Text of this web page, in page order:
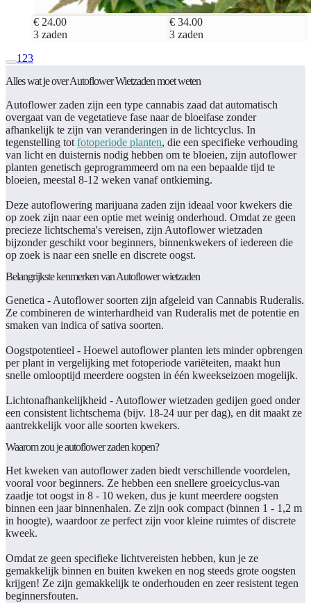
€ 24.00
3 zaden
€ 34.00
3 zaden
1 23
Alles wat je over Autoflower Wietzaden moet weten
Autoflower zaden zijn een type cannabis zaad dat automatisch
overgaat van de vegetatieve fase naar de bloeifase zonder
afhankelijk te zijn van veranderingen in de lichtcyclus. In
tegenstelling tot fotoperiode planten, die een specifieke verhouding
van licht en duisternis nodig hebben om te bloeien, zijn autoflower
planten genetisch geprogrammeerd om na een bepaalde tijd te
bloeien, meestal 8-12 weken vanaf ontkieming.
Deze autoflowering marijuana zaden zijn ideaal voor kwekers die
op zoek zijn naar een optie met weinig onderhoud. Omdat ze geen
precieze lichtschema's vereisen, zijn Autoflower wietzaden
bijzonder geschikt voor beginners, binnenkwekers of iedereen die
op zoek is naar een snelle en discrete oogst.
Belangrijkste kenmerken van Autoflower wietzaden
Genetica - Autoflower soorten zijn afgeleid van Cannabis Ruderalis.
Ze combineren de winterhardheid van Ruderalis met de potentie en
smaken van indica of sativa soorten.
Oogstpotentieel - Hoewel autoflower planten iets minder opbrengen
per plant in vergelijking met fotoperiode variëteiten, maakt hun
snelle omlooptijd meerdere oogsten in één kweekseizoen mogelijk.
Lichtonafhankelijkheid - Autoflower wietzaden gedijen goed onder
een consistent lichtschema (bijv. 18-24 uur per dag), en dit maakt ze
aantrekkelijk voor alle soorten kwekers.
Waarom zou je autoflower zaden kopen?
Het kweken van autoflower zaden biedt verschillende voordelen,
vooral voor beginners. Ze hebben een snellere groeicyclus-van
zaadje tot oogst in 8 - 10 weken, dus je kunt meerdere oogsten
binnen een jaar binnenhalen. Ze zijn ook compact (binnen 1 - 1,2 m
in hoogte), waardoor ze perfect zijn voor kleine ruimtes of discrete
kweek.
Omdat ze geen specifieke lichtvereisten hebben, kun je ze
gemakkelijk binnen en buiten kweken en nog steeds grote oogsten
krijgen! Ze zijn gemakkelijk te onderhouden en zeer resistent tegen
beginnersfouten.